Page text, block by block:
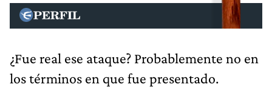
¿Fue real ese ataque? Probablemente no en
los términos en que fue presentado.